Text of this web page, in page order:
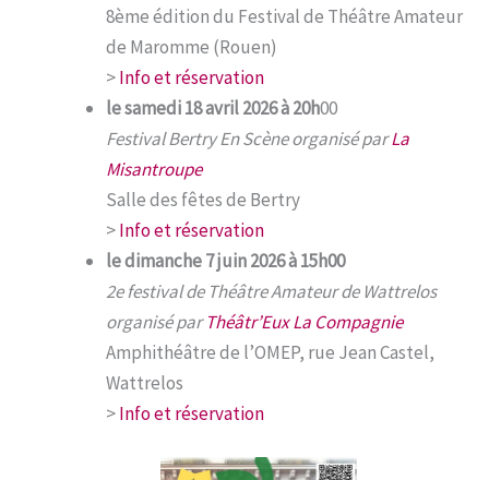
8ème édition du Festival de Théâtre Amateur
de Maromme (Rouen)
>Info et réservation
le samedi 18 avril 2026 à 20h00
Festival Bertry En Scène organisé parLa
Misantroupe
Salle des fêtes de Bertry
>Info et réservation
le dimanche 7 juin 2026 à 15h00
2e festival de Théâtre Amateur de Wattrelos
organisé parThéâtr’Eux La Compagnie
Amphithéâtre de l’OMEP, rue Jean Castel,
Wattrelos
>Info et réservation